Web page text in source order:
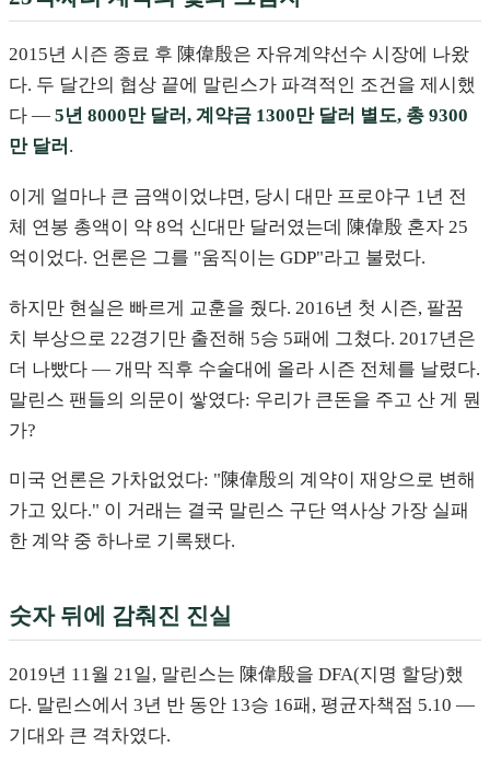
2015년 시즌 종료 후 陳偉殷은 자유계약선수 시장에 나왔
다. 두 달간의 협상 끝에 말린스가 파격적인 조건을 제시했
다 — 5년 8000만 달러, 계약금 1300만 달러 별도, 총 9300
만 달러 .
이게 얼마나 큰 금액이었냐면, 당시 대만 프로야구 1년 전
체 연봉 총액이 약 8억 신대만 달러였는데 陳偉殷 혼자 25
억이었다. 언론은 그를 "움직이는 GDP"라고 불렀다.
하지만 현실은 빠르게 교훈을 줬다. 2016년 첫 시즌, 팔꿈
치 부상으로 22경기만 출전해 5승 5패에 그쳤다. 2017년은
더 나빴다 — 개막 직후 수술대에 올라 시즌 전체를 날렸다.
말린스 팬들의 의문이 쌓였다: 우리가 큰돈을 주고 산 게 뭔
가?
미국 언론은 가차없었다: "陳偉殷의 계약이 재앙으로 변해
가고 있다." 이 거래는 결국 말린스 구단 역사상 가장 실패
한 계약 중 하나로 기록됐다.
숫자 뒤에 감춰진 진실
2019년 11월 21일, 말린스는 陳偉殷을 DFA(지명 할당)했
다. 말린스에서 3년 반 동안 13승 16패, 평균자책점 5.10 —
기대와 큰 격차였다.